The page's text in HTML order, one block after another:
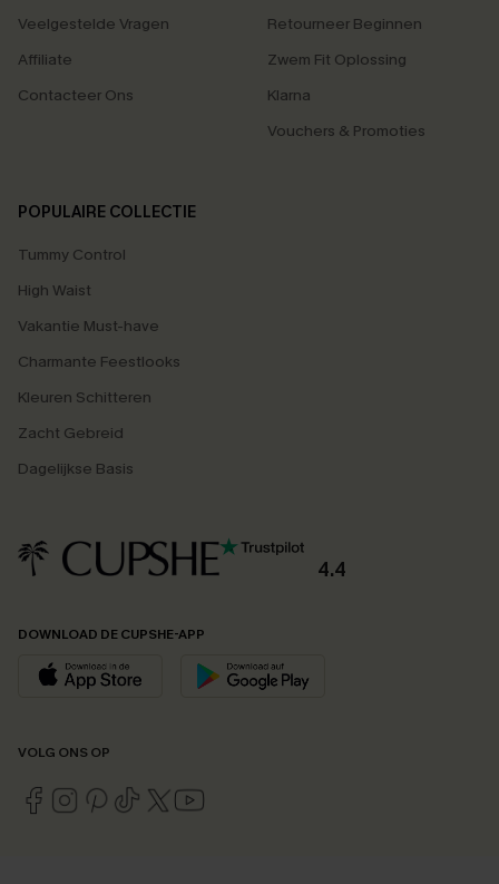
Veelgestelde Vragen
Affiliate
Contacteer Ons
Retourneer Beginnen
Zwem Fit Oplossing
Klarna
Vouchers & Promoties
POPULAIRE COLLECTIE
Tummy Control
High Waist
Vakantie Must-have
Charmante Feestlooks
Kleuren Schitteren
Zacht Gebreid
Dagelijkse Basis
4.4
DOWNLOAD DE CUPSHE-APP
VOLG ONS OP